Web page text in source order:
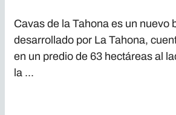
Cavas de la Tahona es un nuevo
desarrollado por La Tahona,
en un predio de 63 hectáreas al
la ...